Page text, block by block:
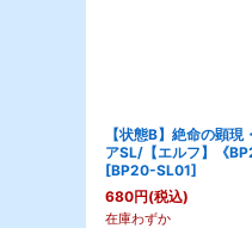
【状態B】絶命の顕現
アSL/【エルフ】《
[BP20-SL01]
680円(税込)
在庫わずか